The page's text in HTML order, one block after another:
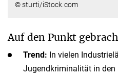
© sturti/iStock.com
Auf den Punkt
Trend: In vielen
Jugendkriminalität in den